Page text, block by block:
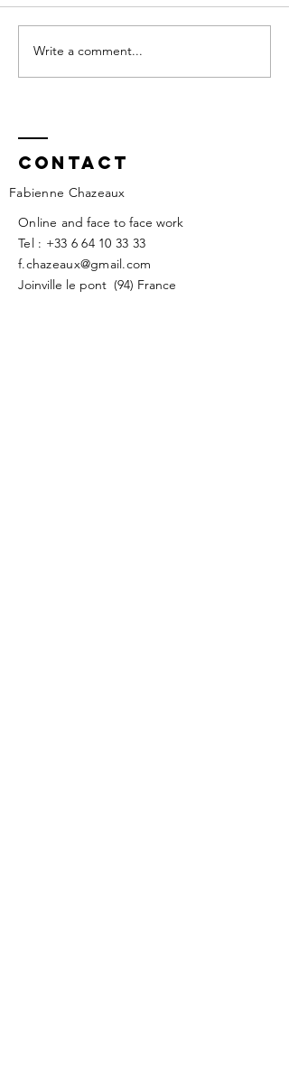
Le temps du
changement
Write a comment...
Contact
Fabienne Chazeaux
​Online and face to face work
Tel : +33 6 64 10 33 33
f.chazeaux@gmail.com
Joinville le pont (94) France